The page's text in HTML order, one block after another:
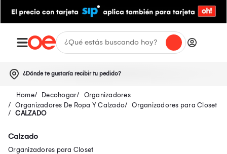
¿Dónde te gustaría recibir tu pedido?
Decohogar
Organizadores
Organizadores De Ropa Y Calzado
Organizadores para Closet
CALZADO
Calzado
Organizadores para Closet